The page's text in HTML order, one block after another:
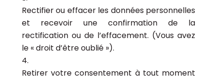
Rectifier ou effacer les données personnelles
et recevoir une confirmation de la
rectification ou de l’effacement. (Vous avez
le « droit d’être oublié »).
Retirer votre consentement à tout moment